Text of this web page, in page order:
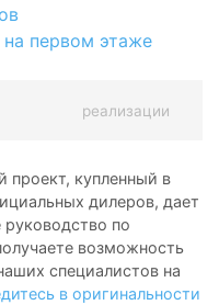
первом этаже
реализации
проект, купленный в
дилеров, дает
руководство по
возможность
специалистов на
в оригинальности